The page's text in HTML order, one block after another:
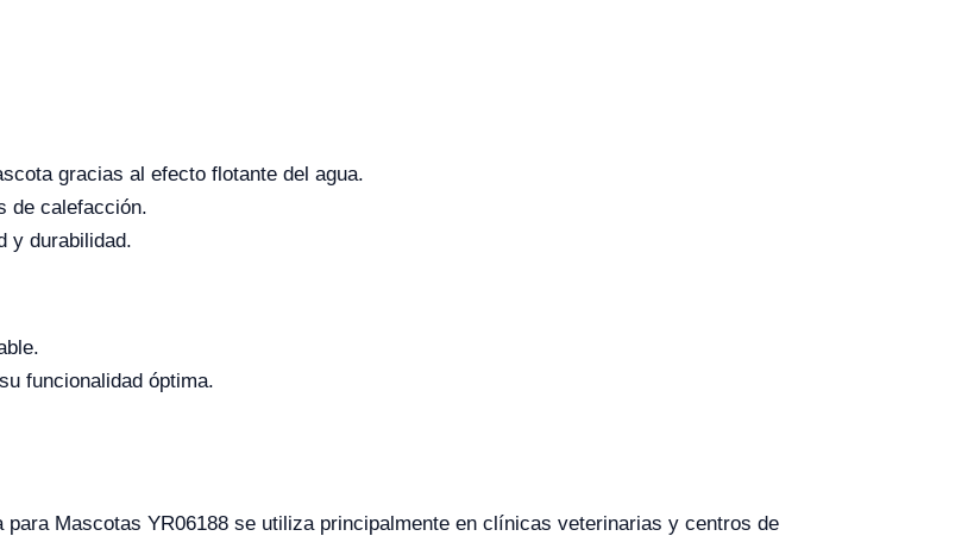
gracias al efecto flotante del agua.
de calefacción.
y durabilidad.
funcionalidad óptima.
Mascotas YR06188 se utiliza principalmente en clínicas veterinarias y centros de